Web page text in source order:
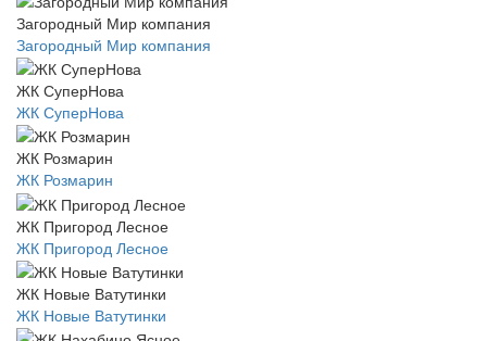
Загородный Мир компания
Загородный Мир компания
ЖК СуперНова
ЖК СуперНова
ЖК Розмарин
ЖК Розмарин
ЖК Пригород Лесное
ЖК Пригород Лесное
ЖК Новые Ватутинки
ЖК Новые Ватутинки